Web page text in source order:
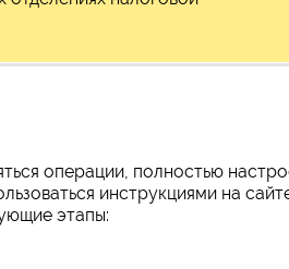
операции, полностью
инструкциями на
этапы: